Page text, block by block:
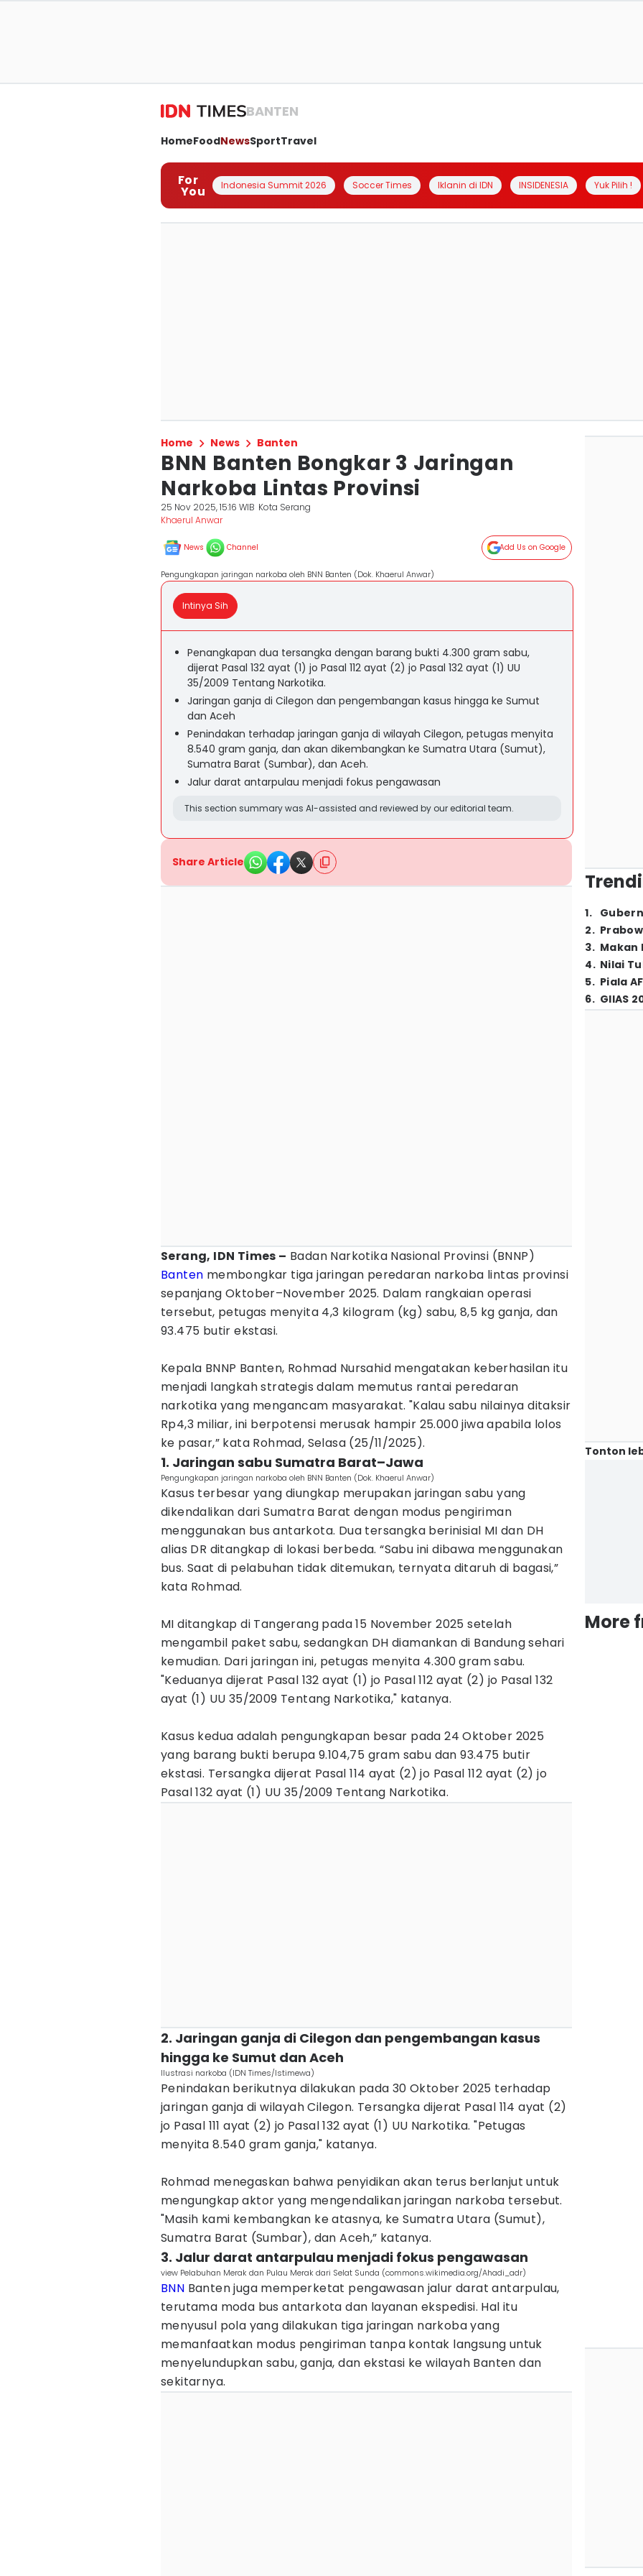
BANTEN
HomeFoodNewsSportTravel
For
You Indonesia Summit 2026 Soccer Times Iklanin di IDN INSIDENESIA Yuk Pilih !
Home News Banten
BNN Banten Bongkar 3 Jaringan
Narkoba Lintas Provinsi
25 Nov 2025, 15:16 WIB Kota Serang
Khaerul Anwar
News Channel Add Us on Google
Pengungkapan jaringan narkoba oleh BNN Banten (Dok. Khaerul Anwar)
Intinya Sih
Penangkapan dua tersangka dengan barang bukti 4.300 gram sabu,
dijerat Pasal 132 ayat (1) jo Pasal 112 ayat (2) jo Pasal 132 ayat (1) UU
35/2009 Tentang Narkotika.
Jaringan ganja di Cilegon dan pengembangan kasus hingga ke Sumut
dan Aceh
Penindakan terhadap jaringan ganja di wilayah Cilegon, petugas menyita
8.540 gram ganja, dan akan dikembangkan ke Sumatra Utara (Sumut),
Sumatra Barat (Sumbar), dan Aceh.
Jalur darat antarpulau menjadi fokus pengawasan
This section summary was AI-assisted and reviewed by our editorial team.
Share Article
Serang, IDN Times – Badan Narkotika Nasional Provinsi (BNNP)
Banten membongkar tiga jaringan peredaran narkoba lintas provinsi
sepanjang Oktober–November 2025. Dalam rangkaian operasi
tersebut, petugas menyita 4,3 kilogram (kg) sabu, 8,5 kg ganja, dan
93.475 butir ekstasi.
Kepala BNNP Banten, Rohmad Nursahid mengatakan keberhasilan itu
menjadi langkah strategis dalam memutus rantai peredaran
narkotika yang mengancam masyarakat. "Kalau sabu nilainya ditaksir
Rp4,3 miliar, ini berpotensi merusak hampir 25.000 jiwa apabila lolos
ke pasar,” kata Rohmad, Selasa (25/11/2025).
1. Jaringan sabu Sumatra Barat–Jawa
Pengungkapan jaringan narkoba oleh BNN Banten (Dok. Khaerul Anwar)
Kasus terbesar yang diungkap merupakan jaringan sabu yang
dikendalikan dari Sumatra Barat dengan modus pengiriman
menggunakan bus antarkota. Dua tersangka berinisial MI dan DH
alias DR ditangkap di lokasi berbeda. “Sabu ini dibawa menggunakan
bus. Saat di pelabuhan tidak ditemukan, ternyata ditaruh di bagasi,”
kata Rohmad.
MI ditangkap di Tangerang pada 15 November 2025 setelah
mengambil paket sabu, sedangkan DH diamankan di Bandung sehari
kemudian. Dari jaringan ini, petugas menyita 4.300 gram sabu.
"Keduanya dijerat Pasal 132 ayat (1) jo Pasal 112 ayat (2) jo Pasal 132
ayat (1) UU 35/2009 Tentang Narkotika," katanya.
Kasus kedua adalah pengungkapan besar pada 24 Oktober 2025
yang barang bukti berupa 9.104,75 gram sabu dan 93.475 butir
ekstasi. Tersangka dijerat Pasal 114 ayat (2) jo Pasal 112 ayat (2) jo
Pasal 132 ayat (1) UU 35/2009 Tentang Narkotika.
2. Jaringan ganja di Cilegon dan pengembangan kasus
hingga ke Sumut dan Aceh
Ilustrasi narkoba (IDN Times/Istimewa)
Penindakan berikutnya dilakukan pada 30 Oktober 2025 terhadap
jaringan ganja di wilayah Cilegon. Tersangka dijerat Pasal 114 ayat (2)
jo Pasal 111 ayat (2) jo Pasal 132 ayat (1) UU Narkotika. "Petugas
menyita 8.540 gram ganja," katanya.
Rohmad menegaskan bahwa penyidikan akan terus berlanjut untuk
mengungkap aktor yang mengendalikan jaringan narkoba tersebut.
"Masih kami kembangkan ke atasnya, ke Sumatra Utara (Sumut),
Sumatra Barat (Sumbar), dan Aceh,” katanya.
3. Jalur darat antarpulau menjadi fokus pengawasan
view Pelabuhan Merak dan Pulau Merak dari Selat Sunda (commons.wikimedia.org/Ahadi_adr)
BNN Banten juga memperketat pengawasan jalur darat antarpulau,
terutama moda bus antarkota dan layanan ekspedisi. Hal itu
menyusul pola yang dilakukan tiga jaringan narkoba yang
memanfaatkan modus pengiriman tanpa kontak langsung untuk
menyelundupkan sabu, ganja, dan ekstasi ke wilayah Banten dan
sekitarnya.
1.
2.
3. Makan
4. Nilai
5. Piala
6. GIIAS
Tonton
More